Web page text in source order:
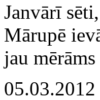
Janvārī
Mārupē
jau